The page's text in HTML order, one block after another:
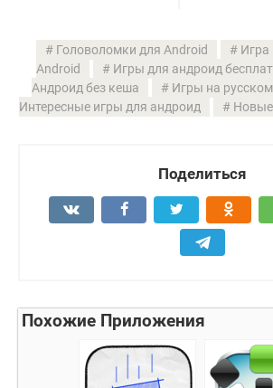
Головоломки для Android
Игра
Android
Игры для андроид
Андроид без кеша
Игры на
Интересные игры для андроид
Поделиться
Похожие Приложения